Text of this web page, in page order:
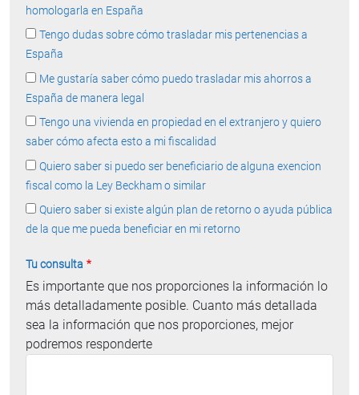
homologarla en España
Tengo dudas sobre cómo trasladar mis pertenencias a
España
Me gustaría saber cómo puedo trasladar mis ahorros a
España de manera legal
Tengo una vivienda en propiedad en el extranjero y quiero
saber cómo afecta esto a mi fiscalidad
Quiero saber si puedo ser beneficiario de alguna exencion
fiscal como la Ley Beckham o similar
Quiero saber si existe algún plan de retorno o ayuda pública
de la que me pueda beneficiar en mi retorno
Tu consulta
Es importante que nos proporciones la información lo
más detalladamente posible. Cuanto más detallada
sea la información que nos proporciones, mejor
podremos responderte